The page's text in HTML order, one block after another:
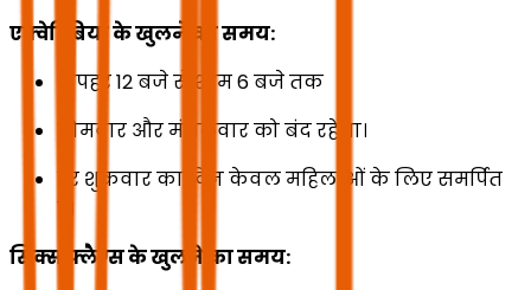
एक्वेरिबिया के खुलने का समय:
दोपहर 12 बजे से शाम 6 बजे तक
सोमवार और मंगलवार को बंद रहेगा।
हर शुक्रवार का दिन केवल महिलाओं के लिए समर्पित
है।
सिक्स फ्लैग्स के खुलने का समय: